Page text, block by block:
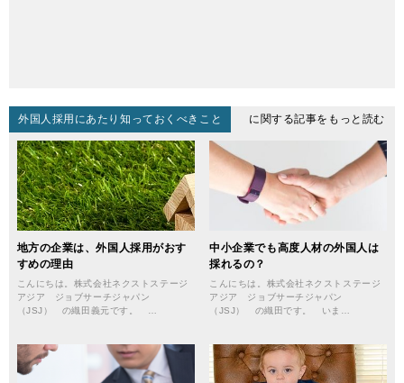
外国人採用にあたり知っておくべきこと に関する記事をもっと読む
地方の企業は、外国人採用がおす
すめの理由
こんにちは。株式会社ネクストステージ
アジア ジョブサーチジャパン
（JSJ） の織田義元です。 …
中小企業でも高度人材の外国人は
採れるの？
こんにちは。株式会社ネクストステージ
アジア ジョブサーチジャパン
（JSJ） の織田です。 いま…